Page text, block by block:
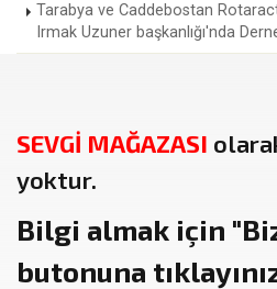
Tarabya ve Caddebostan
Irmak Uzuner başkanlığı'nda
SEVGİ MAĞAZASI
yoktur.
Bilgi almak için
butonuna